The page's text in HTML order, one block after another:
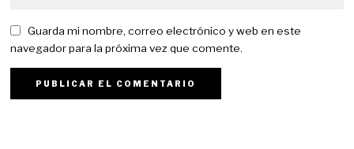
Guarda mi nombre, correo electrónico y web en este
navegador para la próxima vez que comente.